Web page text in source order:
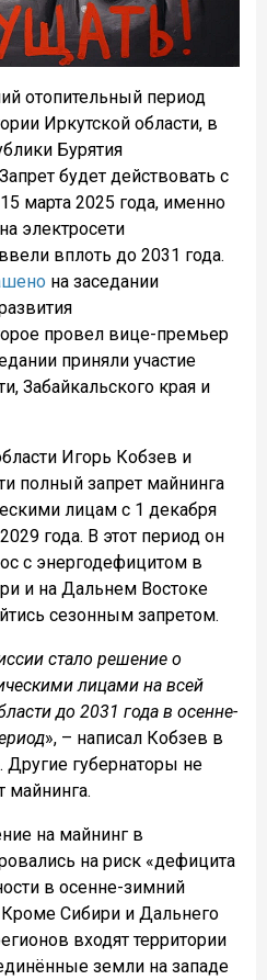
отопительный период
Иркутской области, в
Бурятия
будет действовать с
марта 2025 года, именно
электросети
вплоть до 2031 года.
на заседании
провел вице-премьер
приняли участие
Забайкальского края и
Игорь Кобзев и
полный запрет майнинга
лицам с 1 декабря
года. В этот период он
с энергодефицитом в
и на Дальнем Востоке
сезонным запретом.
стало решение о
лицами на всей
до 2031 года в осенне-
», – написал Кобзев в
Другие губернаторы не
майнинга.
на майнинг в
на риск «дефицита
в осенне-зимний
Сибири и Дальнего
входят территории
земли на западе